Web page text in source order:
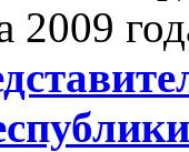
2009